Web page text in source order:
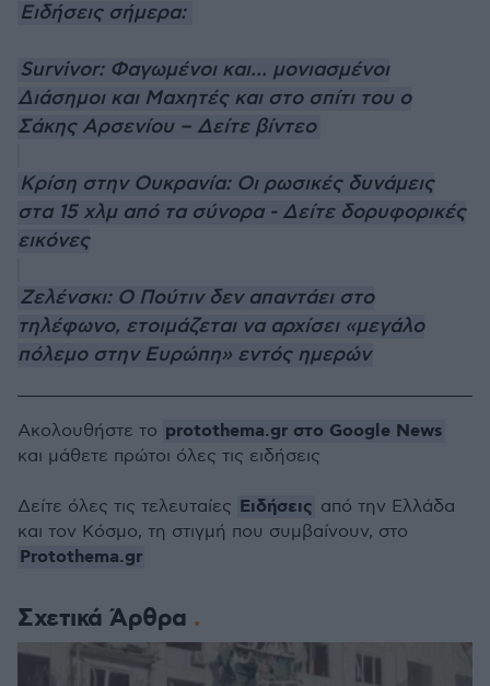
Ειδήσεις σήμερα:
Survivor: Φαγωμένοι και... μονιασμένοι
Διάσημοι και Μαχητές και στο σπίτι του ο
Σάκης Αρσενίου – Δείτε βίντεο
Κρίση στην Ουκρανία: Οι ρωσικές δυνάμεις
στα 15 χλμ από τα σύνορα - Δείτε δορυφορικές
εικόνες
Ζελένσκι: Ο Πούτιν δεν απαντάει στο
τηλέφωνο, ετοιμάζεται να αρχίσει «μεγάλο
πόλεμο στην Ευρώπη» εντός ημερών
Σχετικά Άρθρα
Ακολουθήστε το protothema.gr στο Google News
και μάθετε πρώτοι όλες τις ειδήσεις
Δείτε όλες τις τελευταίες Ειδήσεις από την Ελλάδα
και τον Κόσμο, τη στιγμή που συμβαίνουν, στο
Protothema.gr